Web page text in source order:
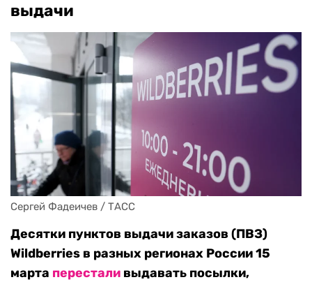
выдачи
Сергей Фадеичев / ТАСС
Десятки пунктов выдачи заказов (ПВЗ)
Wildberries в разных регионах России 15
марта перестали выдавать посылки,